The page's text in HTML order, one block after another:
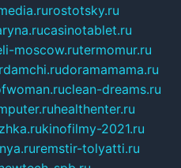
rostotsky.ru
casinotablet.ru
moscow.rutermomur.ru
doramamama.ru
clean-dreams.ru
healthenter.ru
kinofilmy-2021.ru
remstir-tolyatti.ru